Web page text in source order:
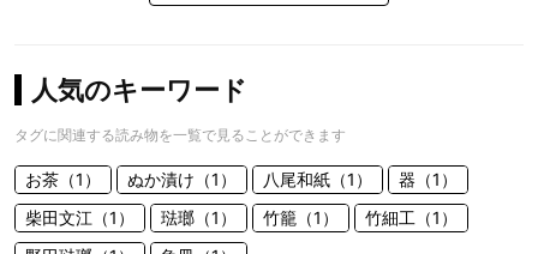
人気のキーワード
タグに関連する読み物を一覧で見ることができます
お茶（1） ぬか漬け（1） 八尾和紙（1）
器（1）
柴田文江（1）
琺瑯（1） 竹籠（1）
竹細工（1）